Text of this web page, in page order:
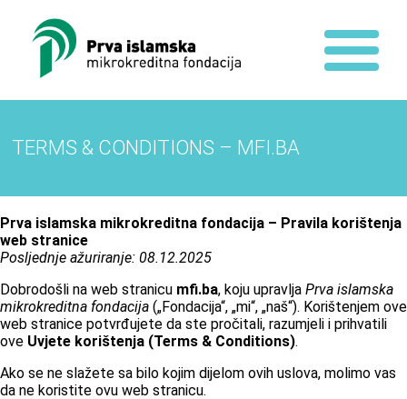
TERMS & CONDITIONS – MFI.BA
Prva islamska mikrokreditna fondacija – Pravila korištenja
web stranice
Posljednje ažuriranje: 08.12.2025
Dobrodošli na web stranicu mfi.ba, koju upravlja Prva islamska
mikrokreditna fondacija („Fondacija“, „mi“, „naš“). Korištenjem ove
web stranice potvrđujete da ste pročitali, razumjeli i prihvatili
ove Uvjete korištenja (Terms & Conditions).
Ako se ne slažete sa bilo kojim dijelom ovih uslova, molimo vas
da ne koristite ovu web stranicu.